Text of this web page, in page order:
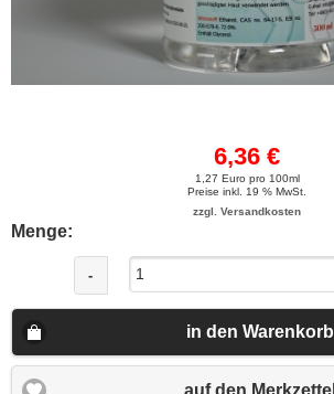
6,36 €
1,27 Euro pro 100ml
Preise inkl. 19 % MwSt.
zzgl. Versandkosten
Menge:
-
in den Warenkorb
auf den Merkzettel